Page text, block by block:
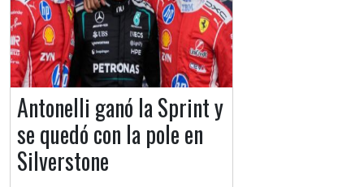
Antonelli ganó la Sprint y
se quedó con la pole en
Silverstone